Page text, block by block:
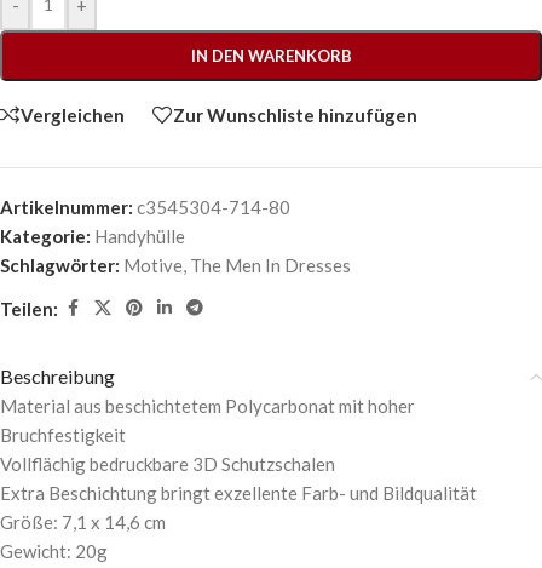
- +
IN DEN WARENKORB
Vergleichen Zur Wunschliste hinzufügen
Artikelnummer: c3545304-714-80
Kategorie: Handyhülle
Schlagwörter: Motive, The Men In Dresses
Teilen:
Beschreibung
Material aus beschichtetem Polycarbonat mit hoher
Bruchfestigkeit
Vollflächig bedruckbare 3D Schutzschalen
Extra Beschichtung bringt exzellente Farb- und Bildqualität
Größe: 7,1 x 14,6 cm
Gewicht: 20g